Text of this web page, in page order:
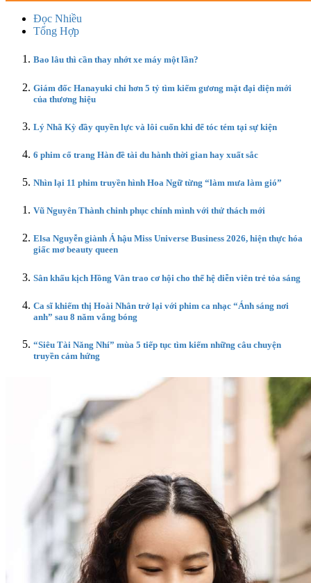
Đọc Nhiều
Tổng Hợp
Bao lâu thì cần thay nhớt xe máy một lần?
Giám đốc Hanayuki chi hơn 5 tỷ tìm kiếm gương mặt đại diện mới
của thương hiệu
Lý Nhã Kỳ đầy quyền lực và lôi cuốn khi để tóc tém tại sự kiện
6 phim cổ trang Hàn đề tài du hành thời gian hay xuất sắc
Nhìn lại 11 phim truyền hình Hoa Ngữ từng “làm mưa làm gió”
Vũ Nguyên Thành chinh phục chính mình với thử thách mới
Elsa Nguyễn giành Á hậu Miss Universe Business 2026, hiện thực hóa
giấc mơ beauty queen
Sân khấu kịch Hồng Vân trao cơ hội cho thế hệ diễn viên trẻ tỏa sáng
Ca sĩ khiếm thị Hoài Nhân trở lại với phim ca nhạc “Ánh sáng nơi
anh” sau 8 năm vắng bóng
“Siêu Tài Năng Nhí” mùa 5 tiếp tục tìm kiếm những câu chuyện
truyền cảm hứng